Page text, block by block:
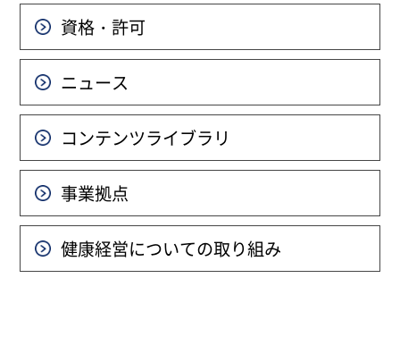
資格・許可
ニュース
コンテンツライブラリ
事業拠点
健康経営についての取り組み